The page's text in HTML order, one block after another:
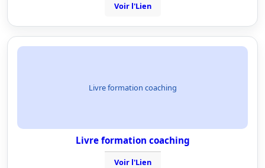
Voir l'Lien
Livre formation coaching
Livre formation coaching
Voir l'Lien